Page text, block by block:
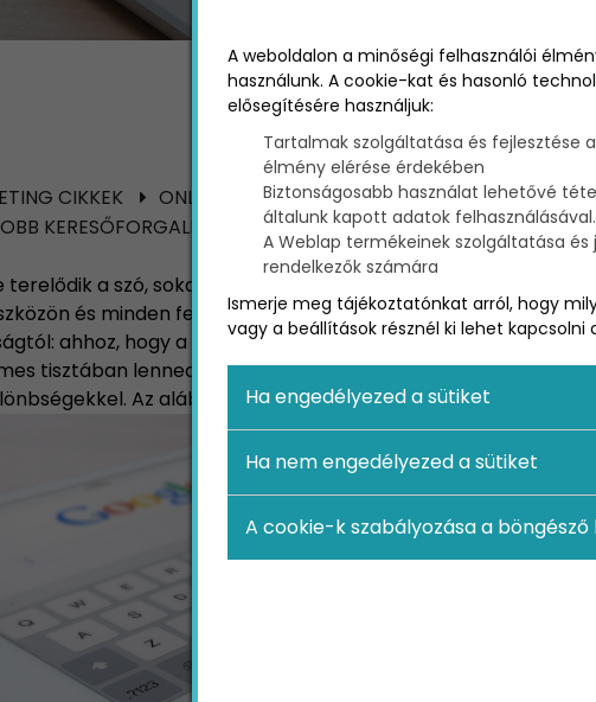
CIKKEK
ONLINE MARKETING
KERESŐFORGALMAT WEBHELYED SZÁMÁRA
a szó, sokan automatikusan azt feltételezik, hogy ez a
és minden felhasználó számára ugyan úgy zajlik. Ez
ahhoz, hogy a lehető legnagyobb keresőforgalomra
tisztában lenned a különböző keresőszolgáltatók,
Az alábbiakban ezekről lesz szó!
A weboldalon a minőségi felhasználói
használunk. A cookie-kat és hasonló
elősegítésére használjuk:
Tartalmak szolgáltatása és fejlesztése
élmény elérése érdekében
Biztonságosabb használat lehetővé
általunk kapott adatok felhasználásával.
A Weblap termékeinek szolgáltatása
rendelkezők számára
Ismerje meg tájékoztatónkat arról, hogy
vagy a beállítások résznél ki lehet kapcsolni
Ha engedélyezed a sütiket
Ha nem engedélyezed a sütiket
A cookie-k szabályozása a